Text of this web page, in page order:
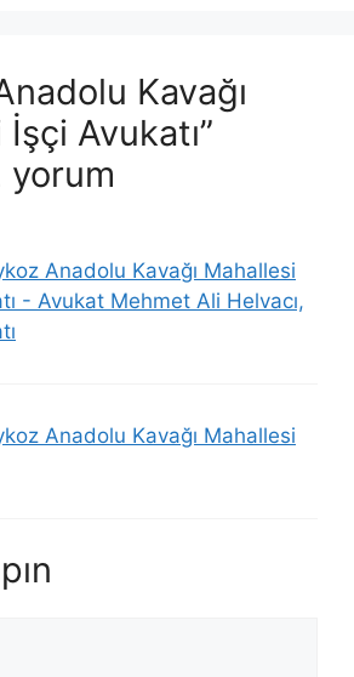
Kavağı
Avukatı”
yorum
Anadolu Kavağı Mahallesi
- Avukat Mehmet Ali Helvacı,
Anadolu Kavağı Mahallesi